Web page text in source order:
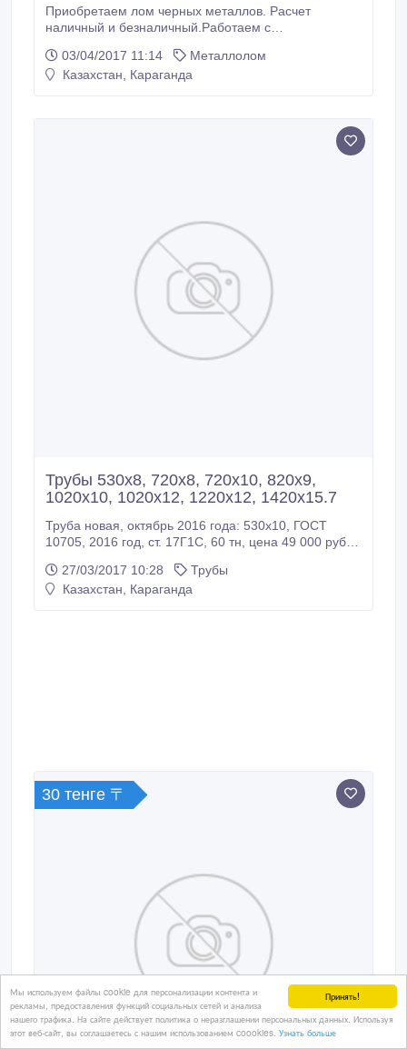
Принять!
Мы используем файлы cookie для персонализации контента и
рекламы, предоставления функций социальных сетей и анализа
нашего трафика. На сайте действует политика о неразглашении персональных данных. Используя
этот веб-сайт, вы соглашаетесь с нашим использованием coookies. Узнать больше
Приобретаем лом черных металлов. Расчет
наличный и безналичный.Работаем с
03/04/2017 11:14
Металлолом
Казахстан, Караганда
Трубы 530х8, 720х8, 720х10, 820х9,
1020х10, 1020х12, 1220х12, 1420х15.7
Труба новая, октябрь 2016 года: 530х10, ГОСТ
10705, 2016 год, ст. 17Г1С, 60 тн, цена 49 000 руб.
цена 53 000 руб. Труба Лежалая: 159х8 ГОСТ 8732,
в изоляции ВУС, 8 шт, 2014 год, цена 57 000 руб.
27/03/2017 10:28
Трубы
Казахстан, Караганда
30 тенге 〒